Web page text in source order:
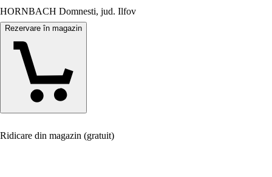
HORNBACH Domnesti, jud. Ilfov
Rezervare în magazin
Ridicare din magazin (gratuit)